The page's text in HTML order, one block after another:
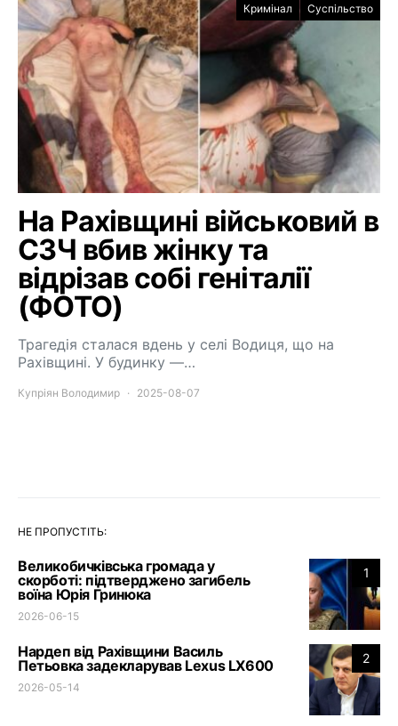
Кримінал Суспільство
На Рахівщині військовий в
СЗЧ вбив жінку та
відрізав собі геніталії
(ФОТО)
Трагедія сталася вдень у селі Водиця, що на
Рахівщині. У будинку —…
Купріян Володимир 2025-08-07
НЕ ПРОПУСТІТЬ:
1
Великобичківська громада у
скорботі: підтверджено загибель
воїна Юрія Гринюка
2026-06-15
2
Нардеп від Рахівщини Василь
Петьовка задекларував Lexus LX600
2026-05-14